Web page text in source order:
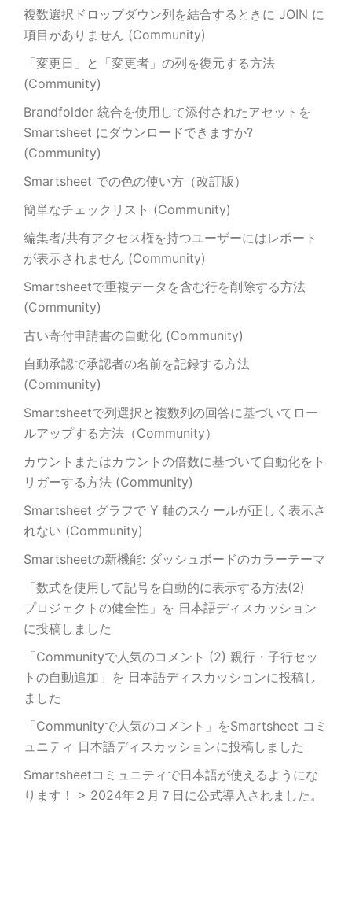
複数選択ドロップダウン列を結合するときに JOIN に
項目がありません (Community)
「変更日」と「変更者」の列を復元する方法
(Community)
Brandfolder 統合を使用して添付されたアセットを
Smartsheet にダウンロードできますか?
(Community)
Smartsheet での色の使い方（改訂版）
簡単なチェックリスト (Community)
編集者/共有アクセス権を持つユーザーにはレポート
が表示されません (Community)
Smartsheetで重複データを含む行を削除する方法
(Community)
古い寄付申請書の自動化 (Community)
自動承認で承認者の名前を記録する方法
(Community)
Smartsheetで列選択と複数列の回答に基づいてロー
ルアップする方法（Community）
カウントまたはカウントの倍数に基づいて自動化をト
リガーする方法 (Community)
Smartsheet グラフで Y 軸のスケールが正しく表示さ
れない (Community)
Smartsheetの新機能: ダッシュボードのカラーテーマ
「数式を使用して記号を自動的に表示する方法(2)
プロジェクトの健全性」を 日本語ディスカッション
に投稿しました
「Communityで人気のコメント (2) 親行・子行セッ
トの自動追加」を 日本語ディスカッションに投稿し
ました
「Communityで人気のコメント」をSmartsheet コミ
ュニティ 日本語ディスカッションに投稿しました
Smartsheetコミュニティで日本語が使えるようにな
ります！ > 2024年２月７日に公式導入されました。